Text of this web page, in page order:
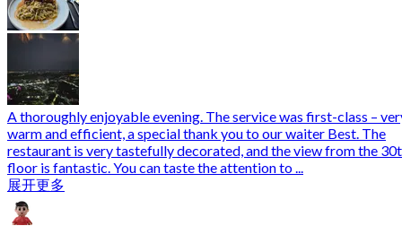
A thoroughly enjoyable evening. The service was first-class –
warm and efficient, a special thank you to our waiter Best. The
restaurant is very tastefully decorated, and the view from the
floor is fantastic. You can taste the attention to ...
展开更多